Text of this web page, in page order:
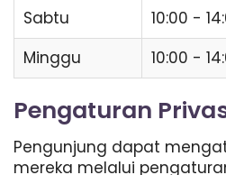
Sabtu
10:00 -
Minggu
10:00 -
Pengaturan
Pengunjung dapat
mereka melalui